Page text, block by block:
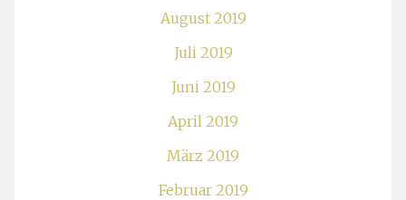
August 2019
Juli 2019
Juni 2019
April 2019
März 2019
Februar 2019